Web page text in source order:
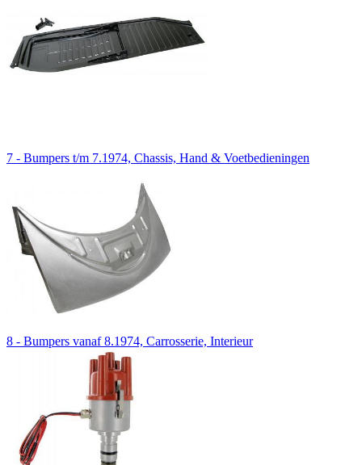
7 - Bumpers t/m 7.1974, Chassis, Hand & Voetbedieningen
8 - Bumpers vanaf 8.1974, Carrosserie, Interieur